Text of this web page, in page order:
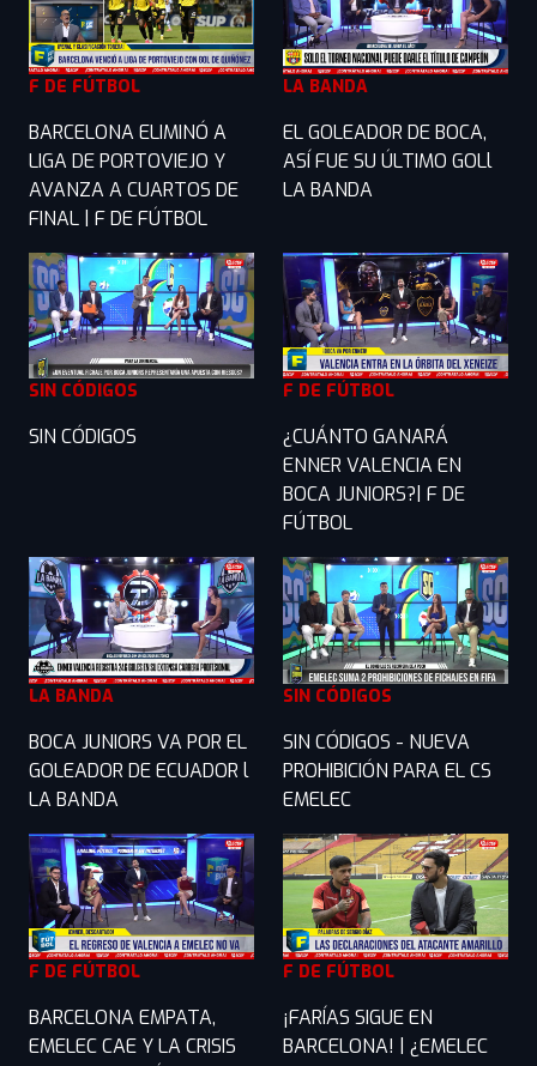
F DE FÚTBOL
BARCELONA ELIMINÓ A
LIGA DE PORTOVIEJO Y
AVANZA A CUARTOS DE
FINAL | F DE FÚTBOL
LA BANDA
EL GOLEADOR DE BOCA,
ASÍ FUE SU ÚLTIMO GOLl
LA BANDA
SIN CÓDIGOS
SIN CÓDIGOS
F DE FÚTBOL
¿CUÁNTO GANARÁ
ENNER VALENCIA EN
BOCA JUNIORS?| F DE
FÚTBOL
LA BANDA
BOCA JUNIORS VA POR EL
GOLEADOR DE ECUADOR l
LA BANDA
SIN CÓDIGOS
SIN CÓDIGOS - NUEVA
PROHIBICIÓN PARA EL CS
EMELEC
F DE FÚTBOL
BARCELONA EMPATA,
EMELEC CAE Y LA CRISIS
F DE FÚTBOL
¡FARÍAS SIGUE EN
BARCELONA! | ¿EMELEC